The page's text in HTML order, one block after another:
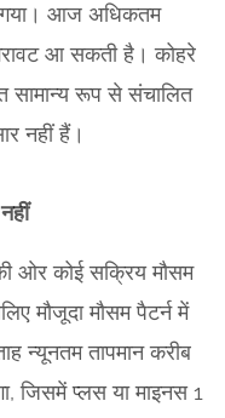
गया। आज अधिकतम
आ सकती है। कोहरे
सामान्य रूप से संचालित
नहीं हैं।
ओर कोई सक्रिय मौसम
मौजूदा मौसम पैटर्न में
न्यूनतम तापमान करीब
जिसमें प्लस या माइनस 1